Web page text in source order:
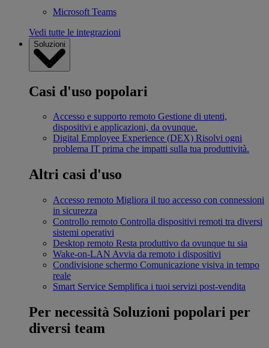
Microsoft Teams
Vedi tutte le integrazioni
Soluzioni
Casi d'uso popolari
Accesso e supporto remoto Gestione di utenti,
dispositivi e applicazioni, da ovunque.
Digital Employee Experience (DEX) Risolvi ogni
problema IT prima che impatti sulla tua produttività.
Altri casi d'uso
Accesso remoto Migliora il tuo accesso con connessioni
in sicurezza
Controllo remoto Controlla dispositivi remoti tra diversi
sistemi operativi
Desktop remoto Resta produttivo da ovunque tu sia
Wake-on-LAN Avvia da remoto i dispositivi
Condivisione schermo Comunicazione visiva in tempo
reale
Smart Service Semplifica i tuoi servizi post-vendita
Per necessità Soluzioni popolari per
diversi team